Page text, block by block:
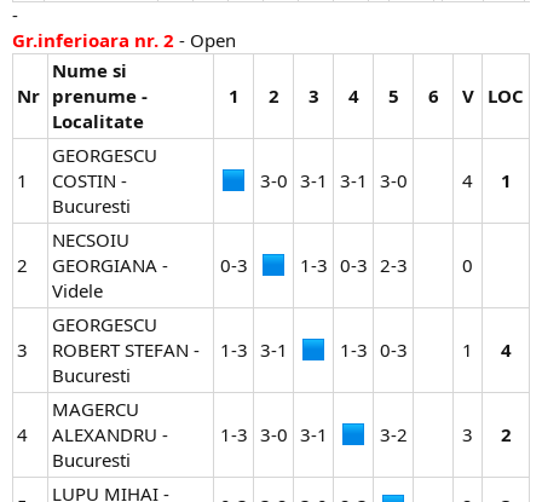
-
Gr.inferioara nr. 2 - Open
Nr
Nume si
prenume -
Localitate
1 2 3 4 5 6 V LOC
1
GEORGESCU
COSTIN -
Bucuresti
3-0​ 3-1​ 3-1​ 3-0​ 4​ 1
2
NECSOIU
GEORGIANA -
Videle
0-3​ 1-3​ 0-3​ 2-3​ 0​
3
GEORGESCU
ROBERT STEFAN -
Bucuresti
1-3​ 3-1​ 1-3​ 0-3​ 1​ 4
4
MAGERCU
ALEXANDRU -
Bucuresti
1-3​ 3-0​ 3-1​ 3-2​ 3​ 2
LUPU MIHAI -